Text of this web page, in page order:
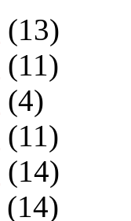
(13)
(11)
(4)
(11)
(14)
(14)